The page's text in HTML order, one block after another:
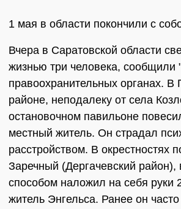
1 мая в области покончили с
Вчера в Саратовской области
жизнью три человека,
правоохранительных органах. В
районе, неподалеку от села
остановочном павильоне
местный житель. Он страдал
расстройством. В окрестностях
Заречный (Дергачевский район),
способом наложил на себя руки
житель Энгельса. Ранее он